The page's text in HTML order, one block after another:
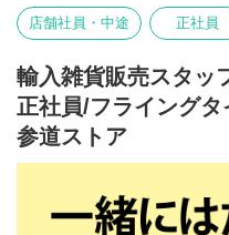
-在庫管理・発注・検品
フライング タイガー コペン
くつかのエリアに分かれてい
各エリアの責任者がカテゴリ
す。
入社後は、まずカテゴリーマ
店舗社員・中途 正社員
輸入雑貨販売スタッ
正社員/フライング
参道ストア